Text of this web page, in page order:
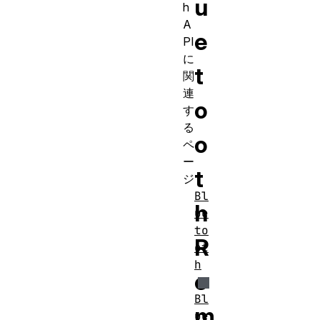
u
e
t
o
o
t
h
R
e
h
A
PI
に
関
連
す
る
ペ
ー
ジ
Bl
ue
to
ot
h
Bl
ue